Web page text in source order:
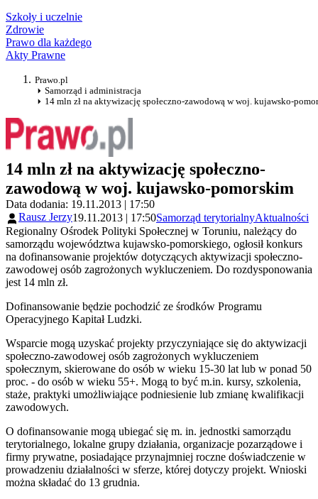
Szkoły i uczelnie
Zdrowie
Prawo dla każdego
Akty Prawne
Prawo.pl
Samorząd i administracja
14 mln zł na aktywizację społeczno-zawodową w woj. kujawsko-
14 mln zł na aktywizację społeczno-
zawodową w woj. kujawsko-pomorskim
Data dodania: 19.11.2013 | 17:50
Rausz Jerzy19.11.2013 | 17:50Samorząd terytorialnyAktualności
Regionalny Ośrodek Polityki Społecznej w Toruniu, należący do
samorządu województwa kujawsko-pomorskiego, ogłosił konkurs
na dofinansowanie projektów dotyczących aktywizacji społeczno-
zawodowej osób zagrożonych wykluczeniem. Do rozdysponowania
jest 14 mln zł.
Dofinansowanie będzie pochodzić ze środków Programu
Operacyjnego Kapitał Ludzki.
Wsparcie mogą uzyskać projekty przyczyniające się do aktywizacji
społeczno-zawodowej osób zagrożonych wykluczeniem
społecznym, skierowane do osób w wieku 15-30 lat lub w ponad 50
proc. - do osób w wieku 55+. Mogą to być m.in. kursy, szkolenia,
staże, praktyki umożliwiające podniesienie lub zmianę kwalifikacji
zawodowych.
O dofinansowanie mogą ubiegać się m. in. jednostki samorządu
terytorialnego, lokalne grupy działania, organizacje pozarządowe i
firmy prywatne, posiadające przynajmniej roczne doświadczenie w
prowadzeniu działalności w sferze, której dotyczy projekt. Wnioski
można składać do 13 grudnia.